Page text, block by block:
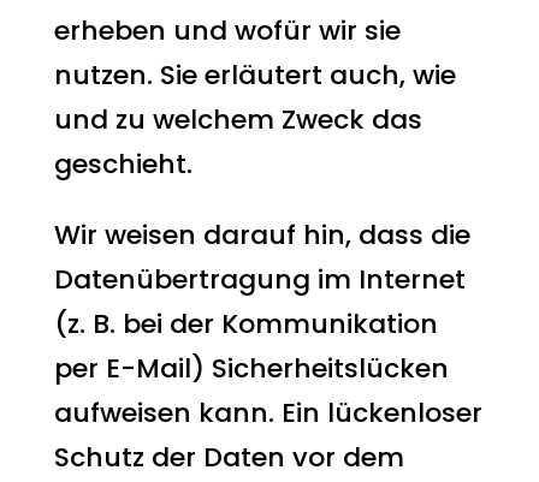
erheben und wofür wir sie
nutzen. Sie erläutert auch, wie
und zu welchem Zweck das
geschieht.
Wir weisen darauf hin, dass die
Datenübertragung im Internet
(z. B. bei der Kommunikation
per E-Mail) Sicherheitslücken
aufweisen kann. Ein lückenloser
Schutz der Daten vor dem